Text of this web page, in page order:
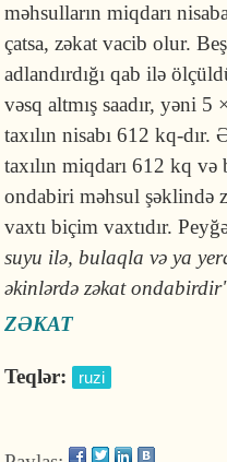
məhsulların miqdarı
çatsa, zəkat vacib olur.
adlandırdığı qab ilə
vəsq altmış saadır, yəni
taxılın nisabı 612 kq-dır.
taxılın miqdarı 612 kq və
ondabiri məhsul şəklində
suyu ilə, bulaqla və ya
əkinlərdə zəkat
ZƏKAT
Teqlər: ruzi